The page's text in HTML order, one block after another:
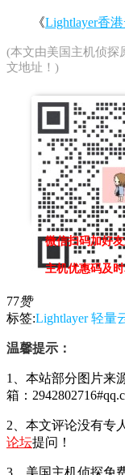
《Lightlayer香
(本文由美国主机侦探
文地址！)
微信扫码加好
主机优惠码及
77赞
标签:Lightlayer 轻量
温馨提示：
1、本站部分图片来
箱：
2、本文评论没有专
论坛提问！
3、美国主机侦探免